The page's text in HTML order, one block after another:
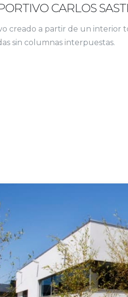
CARLOS
creado a partir de un interior
sin columnas interpuestas.